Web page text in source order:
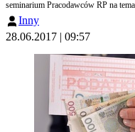
seminarium Pracodawców RP na
Inny
28.06.2017 | 09:57